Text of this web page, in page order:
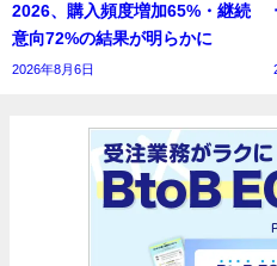
2026、購入頻度増加65%・継続
意向72%の結果が明らかに
2026年8月6日